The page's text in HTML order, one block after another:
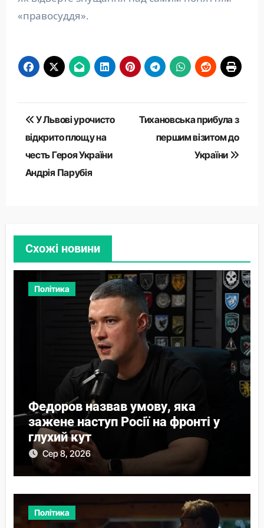
«правосуддя».
Навігація
записів
У Львові урочисто
відкрито площу на
честь Героя України
Андрія Парубія
Тихановська прибула з
першим візитом до
України
Схожі новини
Політика
Федоров назвав умову, яка
зажене наступ Росії на фронті у
глухий кут
Сер 8, 2026
Політика